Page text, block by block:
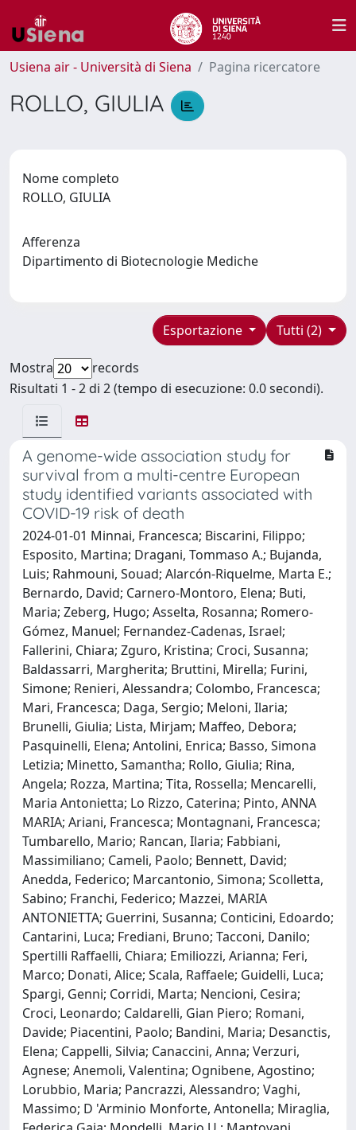
Usiena air - Università di Siena Pagina ricercatore
ROLLO, GIULIA
Nome completo
ROLLO, GIULIA
Afferenza
Dipartimento di Biotecnologie Mediche
Tutti (2)
Esportazione
Mostra
records
Risultati 1 - 2 di 2 (tempo di esecuzione: 0.0 secondi).
A genome-wide association study for
survival from a multi-centre European
study identified variants associated with
COVID-19 risk of death
2024-01-01 Minnai, Francesca; Biscarini, Filippo;
Esposito, Martina; Dragani, Tommaso A.; Bujanda,
Luis; Rahmouni, Souad; Alarcón-Riquelme, Marta E.;
Bernardo, David; Carnero-Montoro, Elena; Buti,
Maria; Zeberg, Hugo; Asselta, Rosanna; Romero-
Gómez, Manuel; Fernandez-Cadenas, Israel;
Fallerini, Chiara; Zguro, Kristina; Croci, Susanna;
Baldassarri, Margherita; Bruttini, Mirella; Furini,
Simone; Renieri, Alessandra; Colombo, Francesca;
Mari, Francesca; Daga, Sergio; Meloni, Ilaria;
Brunelli, Giulia; Lista, Mirjam; Maffeo, Debora;
Pasquinelli, Elena; Antolini, Enrica; Basso, Simona
Letizia; Minetto, Samantha; Rollo, Giulia; Rina,
Angela; Rozza, Martina; Tita, Rossella; Mencarelli,
Maria Antonietta; Lo Rizzo, Caterina; Pinto, ANNA
MARIA; Ariani, Francesca; Montagnani, Francesca;
Tumbarello, Mario; Rancan, Ilaria; Fabbiani,
Massimiliano; Cameli, Paolo; Bennett, David;
Anedda, Federico; Marcantonio, Simona; Scolletta,
Sabino; Franchi, Federico; Mazzei, MARIA
ANTONIETTA; Guerrini, Susanna; Conticini, Edoardo;
Cantarini, Luca; Frediani, Bruno; Tacconi, Danilo;
Spertilli Raffaelli, Chiara; Emiliozzi, Arianna; Feri,
Marco; Donati, Alice; Scala, Raffaele; Guidelli, Luca;
Spargi, Genni; Corridi, Marta; Nencioni, Cesira;
Croci, Leonardo; Caldarelli, Gian Piero; Romani,
Davide; Piacentini, Paolo; Bandini, Maria; Desanctis,
Elena; Cappelli, Silvia; Canaccini, Anna; Verzuri,
Agnese; Anemoli, Valentina; Ognibene, Agostino;
Lorubbio, Maria; Pancrazzi, Alessandro; Vaghi,
Massimo; D 'Arminio Monforte, Antonella; Miraglia,